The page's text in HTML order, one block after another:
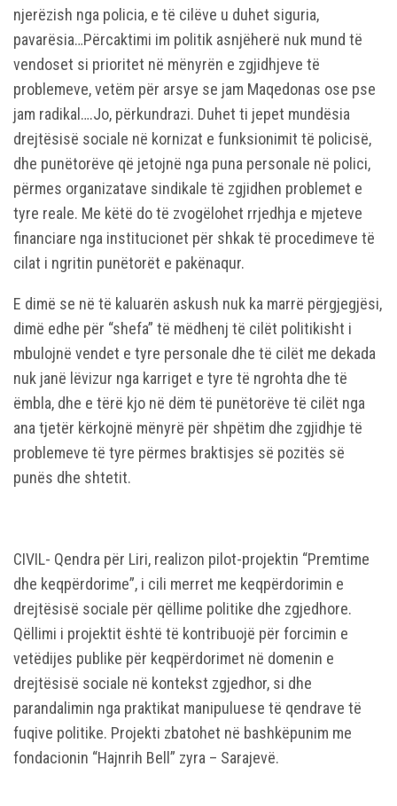
njerëzish nga policia, e të cilëve u duhet siguria,
pavarësia…Përcaktimi im politik asnjëherë nuk mund të
vendoset si prioritet në mënyrën e zgjidhjeve të
problemeve, vetëm për arsye se jam Maqedonas ose pse
jam radikal….Jo, përkundrazi. Duhet ti jepet mundësia
drejtësisë sociale në kornizat e funksionimit të policisë,
dhe punëtorëve që jetojnë nga puna personale në polici,
përmes organizatave sindikale të zgjidhen problemet e
tyre reale. Me këtë do të zvogëlohet rrjedhja e mjeteve
financiare nga institucionet për shkak të procedimeve të
cilat i ngritin punëtorët e pakënaqur.
E dimë se në të kaluarën askush nuk ka marrë përgjegjësi,
dimë edhe për “shefa” të mëdhenj të cilët politikisht i
mbulojnë vendet e tyre personale dhe të cilët me dekada
nuk janë lëvizur nga karriget e tyre të ngrohta dhe të
ëmbla, dhe e tërë kjo në dëm të punëtorëve të cilët nga
ana tjetër kërkojnë mënyrë për shpëtim dhe zgjidhje të
problemeve të tyre përmes braktisjes së pozitës së
punës dhe shtetit.
CIVIL- Qendra për Liri, realizon pilot-projektin “Premtime
dhe keqpërdorime”, i cili merret me keqpërdorimin e
drejtësisë sociale për qëllime politike dhe zgjedhore.
Qëllimi i projektit është të kontribuojë për forcimin e
vetëdijes publike për keqpërdorimet në domenin e
drejtësisë sociale në kontekst zgjedhor, si dhe
parandalimin nga praktikat manipuluese të qendrave të
fuqive politike. Projekti zbatohet në bashkëpunim me
fondacionin “Hajnrih Bell” zyra – Sarajevë.